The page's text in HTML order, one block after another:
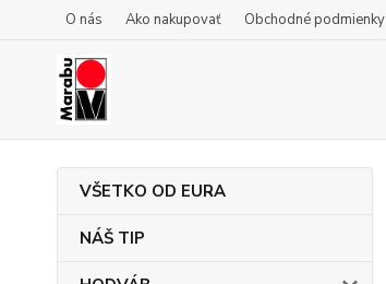
O nás Ako nakupovať Obchodné podmienky
VŠETKO OD EURA
NÁŠ TIP